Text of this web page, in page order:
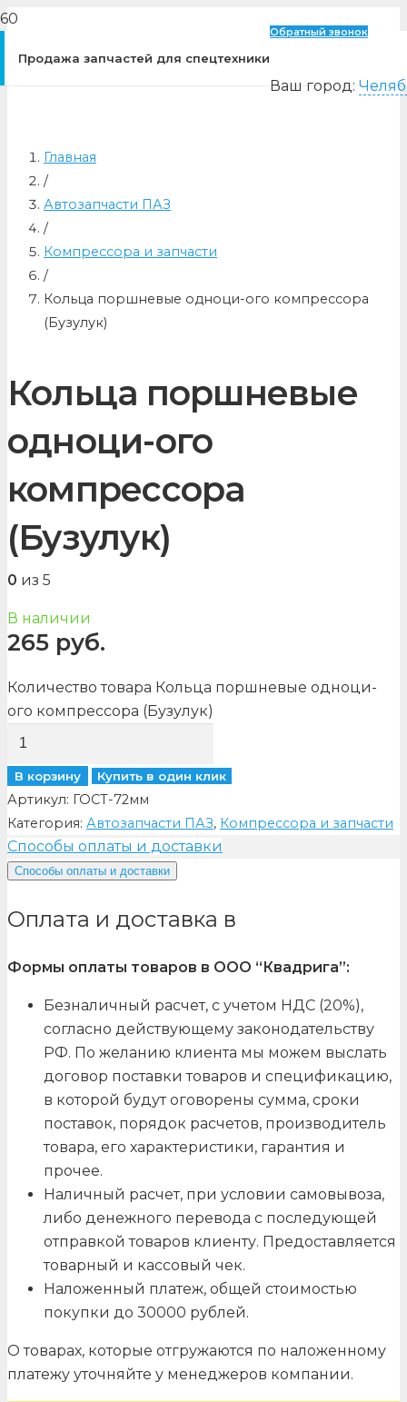
Продажа запчастей для спецтехники
Обратный звонок
Ваш город:
Главная
/
Автозапчасти ПАЗ
/
Компрессора и запчасти
/
Кольца поршневые одноци-ого компрессора
(Бузулук)
Кольца поршневые
одноци-ого
компрессора
(Бузулук)
0 из 5
В наличии
265 руб.
Количество товара Кольца поршневые одноци-
ого компрессора (Бузулук)
В корзину Купить в один клик
Артикул: ГОСТ-72мм
Категория: Автозапчасти ПАЗ, Компрессора и запчасти
Способы оплаты и доставки
Способы оплаты и доставки
Оплата и доставка в
Формы оплаты товаров в ООО “Квадрига”:
Безналичный расчет, с учетом НДС (20%),
согласно действующему законодательству
РФ. По желанию клиента мы можем выслать
договор поставки товаров и спецификацию,
в которой будут оговорены сумма, сроки
поставок, порядок расчетов, производитель
товара, его характеристики, гарантия и
прочее.
Наличный расчет, при условии самовывоза,
либо денежного перевода с последующей
отправкой товаров клиенту. Предоставляется
товарный и кассовый чек.
Наложенный платеж, общей стоимостью
покупки до 30000 рублей.
О товарах, которые отгружаются по наложенному
платежу уточняйте у менеджеров компании.